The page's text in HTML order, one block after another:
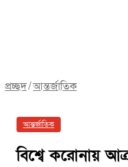
প্রচ্ছদ/আন্তর্জাতিক
আন্তর্জাতিক
বিশ্বে করোনায়